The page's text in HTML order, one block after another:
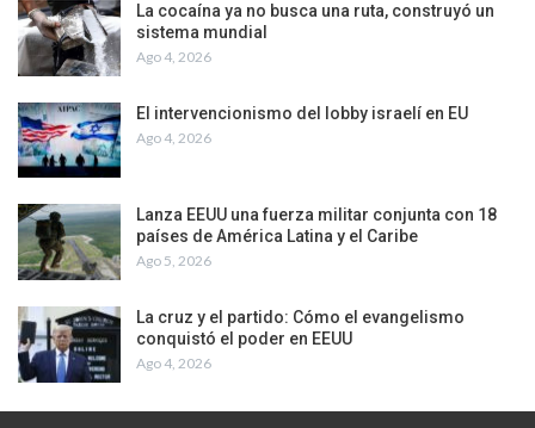
La cocaína ya no busca una ruta, construyó un
sistema mundial
Ago 4, 2026
El intervencionismo del lobby israelí en EU
Ago 4, 2026
Lanza EEUU una fuerza militar conjunta con 18
países de América Latina y el Caribe
Ago 5, 2026
La cruz y el partido: Cómo el evangelismo
conquistó el poder en EEUU
Ago 4, 2026